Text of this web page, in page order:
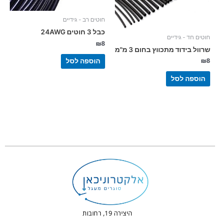
חוטים חד - גידיים
שרוול בידוד מתכווץ בחום 3 מ"מ
₪8
הוספה לסל
חוטים רב - גידיים
כבל 3 חוטים 24AWG
₪8
הוספה לסל
היצירה 19, רחובות